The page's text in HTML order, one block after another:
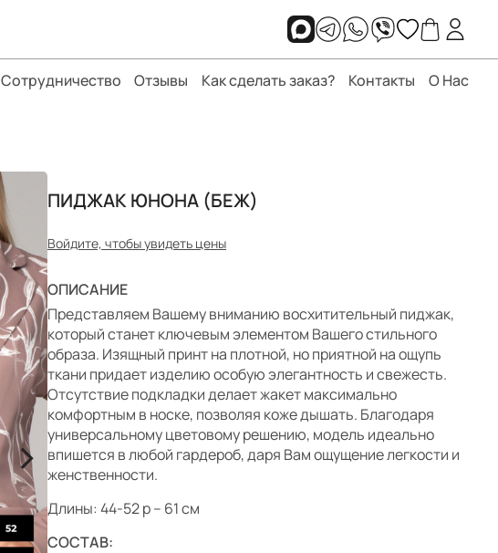
Сотрудничество Отзывы Как сделать заказ? Контакты О Нас
>
ПИДЖАК ЮНОНА (БЕЖ)
Войдите, чтобы увидеть цены
ОПИСАНИЕ
Представляем Вашему вниманию восхитительный пиджак,
который станет ключевым элементом Вашего стильного
образа. Изящный принт на плотной, но приятной на ощупь
ткани придает изделию особую элегантность и свежесть.
Отсутствие подкладки делает жакет максимально
комфортным в носке, позволяя коже дышать. Благодаря
универсальному цветовому решению, модель идеально
впишется в любой гардероб, даря Вам ощущение легкости и
женственности.
Длины: 44-52 р – 61 см
СОСТАВ: